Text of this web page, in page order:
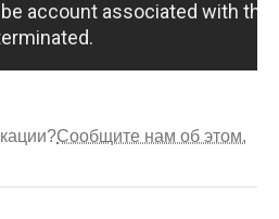
Сообщите нам об этом.